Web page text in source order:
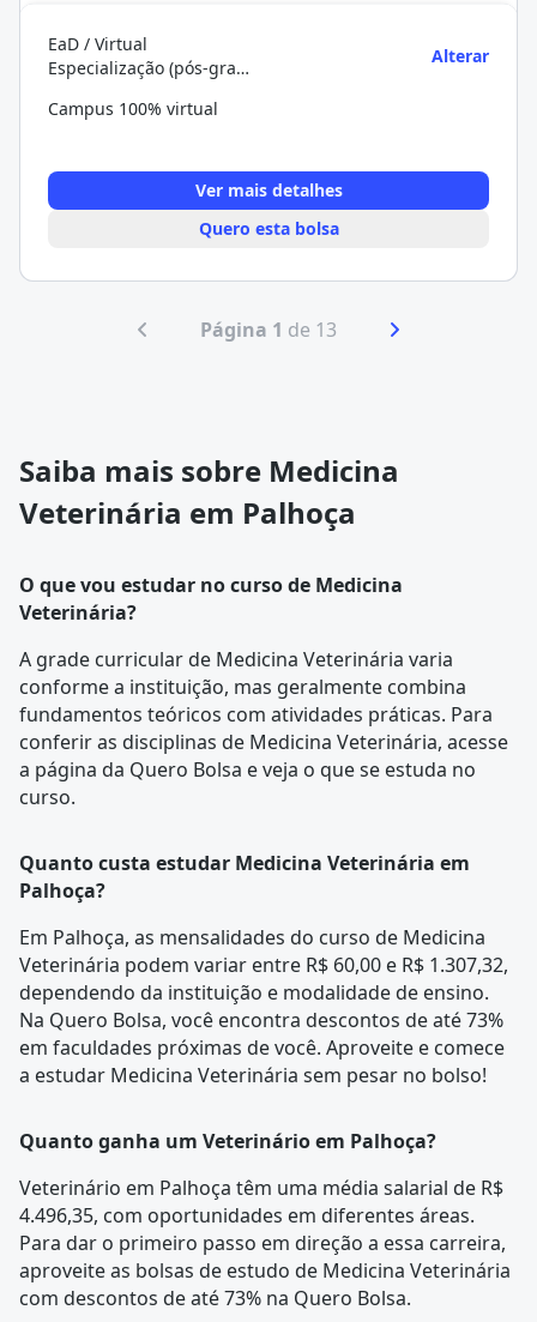
EaD / Virtual
Especialização (pós-graduação)
Alterar
Campus 100% virtual
Ver mais detalhes
Quero esta bolsa
Página 1 de 13
Saiba mais sobre Medicina
Veterinária em Palhoça
O que vou estudar no curso de Medicina
Veterinária?
A grade curricularde Medicina Veterinária varia
conforme a instituição, mas geralmente combina
fundamentos teóricos com atividades práticas. Para
conferir as disciplinas de Medicina Veterinária, acesse
a página da Quero Bolsa e veja o que se estuda no
curso.
Quanto custa estudar Medicina Veterinária em
Palhoça?
Em Palhoça, as mensalidades do curso de Medicina
Veterinária podem variar entre R$ 60,00 e R$ 1.307,32,
dependendo da instituição e modalidade de ensino.
Na Quero Bolsa, você encontra descontos de até 73%
em faculdades próximas de você. Aproveite e comece
a estudar Medicina Veterinária sem pesar no bolso!
Quanto ganha um Veterinário em Palhoça?
Veterinário em Palhoça têm uma média salarial de R$
4.496,35, com oportunidades em diferentes áreas.
Para dar o primeiro passo em direção a essa carreira,
aproveite as bolsas de estudo de Medicina Veterinária
com descontos de até 73% na Quero Bolsa.